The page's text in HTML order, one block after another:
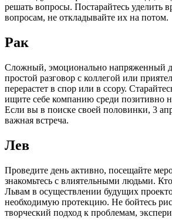
решать вопросы. Постарайтесь уделить
вопросам, не откладывайте их на потом.
Рак
Сложный, эмоционально напряженный
простой разговор с коллегой или
перерастет в спор или в ссору.
ищите себе компанию среди позитивно
Если вы в поиске своей половинки, 3
важная встреча.
Лев
Проведите день активно, посещайте
знакомьтесь с влиятельными людьми.
Львам в осуществлении будущих
необходимую протекцию. Не бойтесь
творческий подход к проблемам,